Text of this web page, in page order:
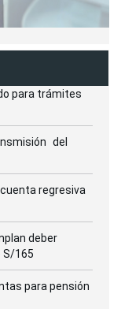
para trámites
del
regresiva
deber
S/165
para pensión